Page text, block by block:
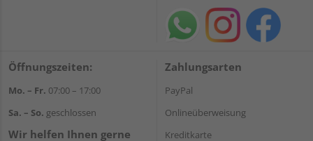
Öffnungszeiten:
Mo. – Fr. 07:00 – 17:00
Sa. – So. geschlossen
Wir helfen Ihnen gerne
Zahlungsarten
PayPal
Onlineüberweisung
Kreditkarte